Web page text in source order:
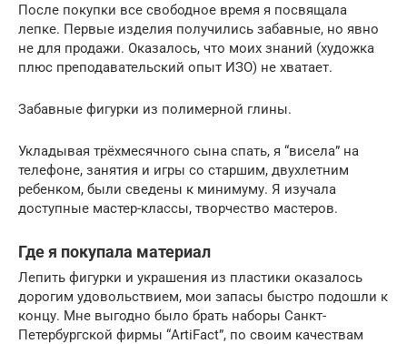
После покупки все свободное время я посвящала
лепке. Первые изделия получились забавные, но явно
не для продажи. Оказалось, что моих знаний (художка
плюс преподавательский опыт ИЗО) не хватает.
Забавные фигурки из полимерной глины.
Укладывая трёхмесячного сына спать, я “висела” на
телефоне, занятия и игры со старшим, двухлетним
ребенком, были сведены к минимуму. Я изучала
доступные мастер-классы, творчество мастеров.
Где я покупала материал
Лепить фигурки и украшения из пластики оказалось
дорогим удовольствием, мои запасы быстро подошли к
концу. Мне выгодно было брать наборы Санкт-
Петербургской фирмы “ArtiFaсt”, по своим качествам